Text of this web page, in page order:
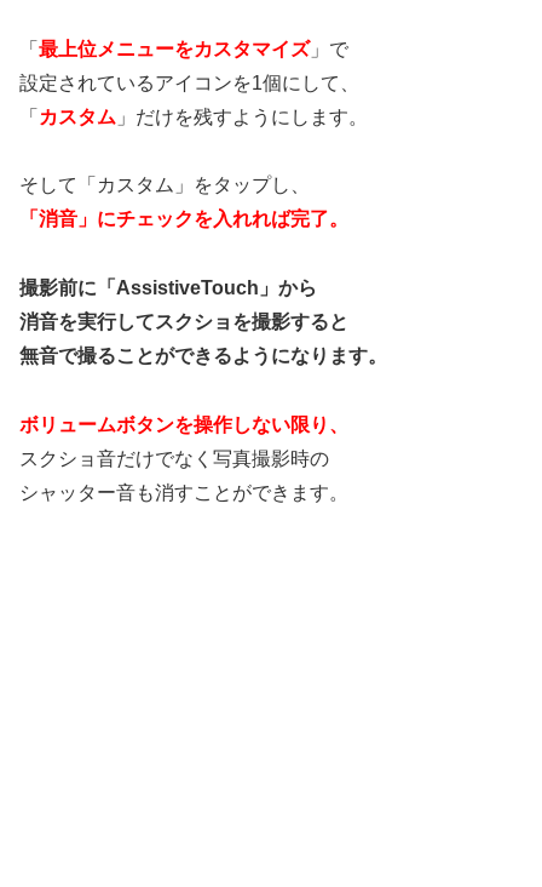
「 最上位メニューをカスタマイズ」で
設定されているアイコンを1個にして、
「 カスタム 」だけを残すようにします。
そして「カスタム」をタップし、
「消音」にチェックを入れれば完了。
撮影前に「AssistiveTouch」から
消音を実行してスクショを撮影すると
無音で撮ることができるようになります。
ボリュームボタンを操作しない限り、
スクショ音だけでなく写真撮影時の
シャッター音も消すことができます。